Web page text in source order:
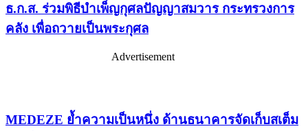
ธ.ก.ส. ร่วมพิธีบำเพ็ญกุศลปัญญาสมวาร กระทรวงการ
คลัง เพื่อถวายเป็นพระกุศล
Advertisement
MEDEZE ย้ำความเป็นหนึ่ง ด้านธนาคารจัดเก็บสเต็ม